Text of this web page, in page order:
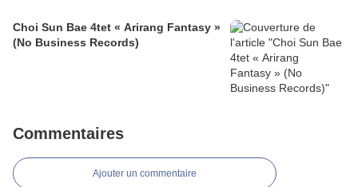
Choi Sun Bae 4tet « Arirang Fantasy »
(No Business Records)
Commentaires
Ajouter un commentaire